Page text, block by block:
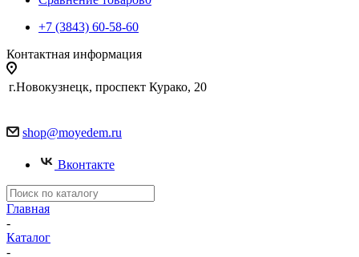
+7 (3843) 60-58-60
Контактная информация
г.Новокузнецк, проспект Курако, 20
shop@moyedem.ru
Вконтакте
Главная
-
Каталог
-